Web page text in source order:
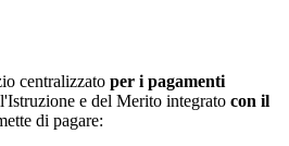
centralizzato per i pagamenti
e del Merito integrato con il
di pagare: